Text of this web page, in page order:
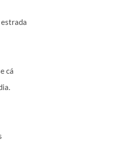
estrada
cá